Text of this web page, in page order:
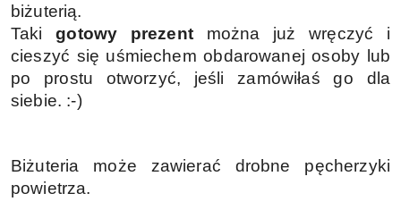
biżuterią.
Takigotowy prezentmożna już wręczyć i
cieszyć się uśmiechem obdarowanej osoby lub
po prostu otworzyć, jeśli zamówiłaś go dla
siebie. :-)
Biżuteria może zawierać drobne pęcherzyki
powietrza.